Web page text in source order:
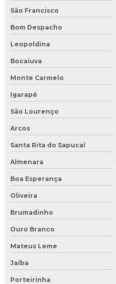
São Francisco
Bom Despacho
Leopoldina
Bocaiuva
Monte Carmelo
Igarapé
São Lourenço
Arcos
Santa Rita do Sapucaí
Almenara
Boa Esperança
Oliveira
Brumadinho
Ouro Branco
Mateus Leme
Jaíba
Porteirinha